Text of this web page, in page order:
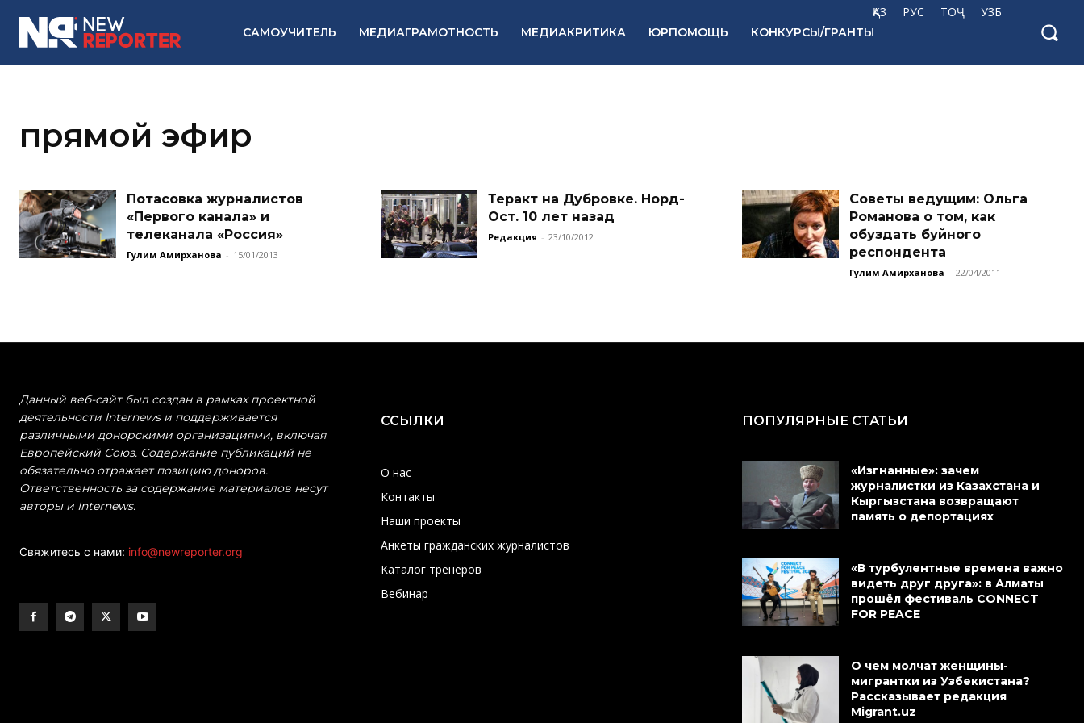
ҚАЗ РУС ТОҶ УЗБ
САМОУЧИТЕЛЬ МЕДИАГРАМОТНОСТЬ МЕДИАКРИТИКА ЮРПОМОЩЬ КОНКУРСЫ/ГРАНТЫ
прямой эфир
Потасовка журналистов
«Первого канала» и
телеканала «Россия»
Гулим Амирханова - 15/01/2013
Теракт на Дубровке. Норд-
Ост. 10 лет назад
Редакция - 23/10/2012
Советы ведущим: Ольга
Романова о том, как
обуздать буйного
респондента
Гулим Амирханова - 22/04/2011
Данный веб-сайт был создан в рамках проектной
деятельности Internews и поддерживается
различными донорскими организациями, включая
Европейский Союз. Содержание публикаций не
обязательно отражает позицию доноров.
Ответственность за содержание материалов несут
авторы и Internews.
Свяжитесь с нами: info@newreporter.org
ССЫЛКИ
О нас
Контакты
Наши проекты
Анкеты гражданских журналистов
Каталог тренеров
Вебинар
ПОПУЛЯРНЫЕ СТАТЬИ
«Изгнанные»: зачем
журналистки из Казахстана и
Кыргызстана возвращают
память о депортациях
«В турбулентные времена важно
видеть друг друга»: в Алматы
прошёл фестиваль CONNECT
FOR PEACE
О чем молчат женщины-
мигрантки из Узбекистана?
Рассказывает редакция
Migrant.uz